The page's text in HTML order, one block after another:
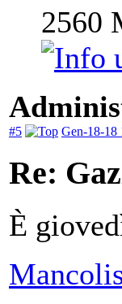
2560
#5 Gen-18-18
Re:
È